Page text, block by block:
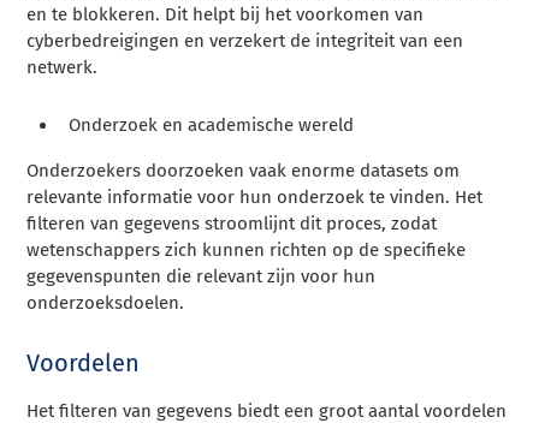
en te blokkeren. Dit helpt bij het voorkomen van
cyberbedreigingen en verzekert de integriteit van een
netwerk.
Onderzoek en academische wereld
Onderzoekers doorzoeken vaak enorme datasets om
relevante informatie voor hun onderzoek te vinden. Het
filteren van gegevens stroomlijnt dit proces, zodat
wetenschappers zich kunnen richten op de specifieke
gegevenspunten die relevant zijn voor hun
onderzoeksdoelen.
Voordelen
Het filteren van gegevens biedt een groot aantal voordelen